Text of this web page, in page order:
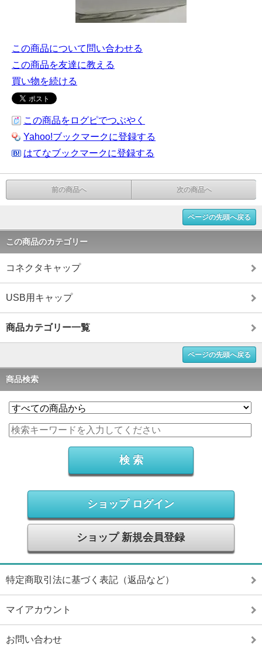
この商品について問い合わせる
この商品を友達に教える
買い物を続ける
この商品をログピでつぶやく
Yahoo!ブックマークに登録する
はてなブックマークに登録する
前の商品へ 次の商品へ
ページの先頭へ戻る
この商品のカテゴリー
コネクタキャップ
USB用キャップ
商品カテゴリー一覧
ページの先頭へ戻る
商品検索
ショップ ログイン
ショップ 新規会員登録
特定商取引法に基づく表記（返品など）
マイアカウント
お問い合わせ